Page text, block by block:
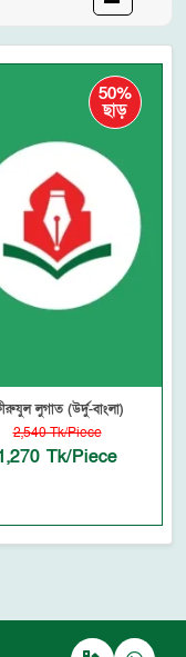
50%
ছাড়
লুগাত (উর্দু-বাংলা)
2,540 Tk/Piece
Tk/Piece